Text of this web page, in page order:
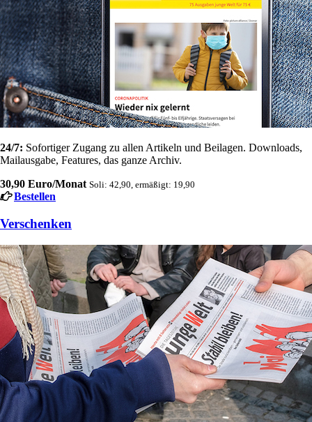
24/7: Sofortiger Zugang zu allen Artikeln und Beilagen. Downloads,
Mailausgabe, Features, das ganze Archiv.
30,90 Euro/Monat Soli: 42,90, ermäßigt: 19,90
Bestellen
Verschenken